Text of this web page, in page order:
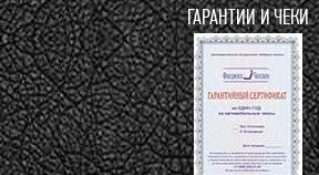
ГАРАНТИИ И ЧЕКИ